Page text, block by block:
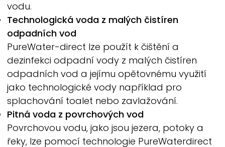
vodu.
Technologická voda z malých čistíren
odpadních vod
PureWater-direct lze použít k čištění a
dezinfekci odpadní vody z malých čistíren
odpadních vod a jejímu opětovnému využití
jako technologické vody například pro
splachování toalet nebo zavlažování.
Pitná voda z povrchových vod
Povrchovou vodu, jako jsou jezera, potoky a
řeky, lze pomocí technologie PureWaterdirect